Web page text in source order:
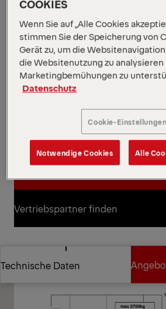
Max. hydraulische Reichweite
Alle Spezifikationen anzeigen
Die High Performance Reihe
und Vielseitigkeit mit
Basis fortschrittlicher
kompakte PK 8502 bietet
engstem Raum mit minimaler
mit begrenzter Höhe und ist ideal
von Baumaterialien in
Angebot anfordern
Vertriebspartner finden
Vertriebspartner finden
Technische Daten
Diagramme
COOKIES
Wenn Sie auf „Alle Cookies
stimmen Sie der Speicherung von
Gerät zu, um die
die Websitenutzung zu analysieren
Marketingbemühungen zu
Datenschutz
Cookie-Einstellungen
Notwendige Cookies Alle